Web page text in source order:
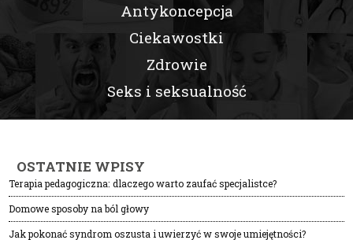
Antykoncepcja
Ciekawostki
Zdrowie
Seks i seksualność
OSTATNIE WPISY
Terapia pedagogiczna: dlaczego warto zaufać specjalistce?
Domowe sposoby na ból głowy
Jak pokonać syndrom oszusta i uwierzyć w swoje umiejętności?